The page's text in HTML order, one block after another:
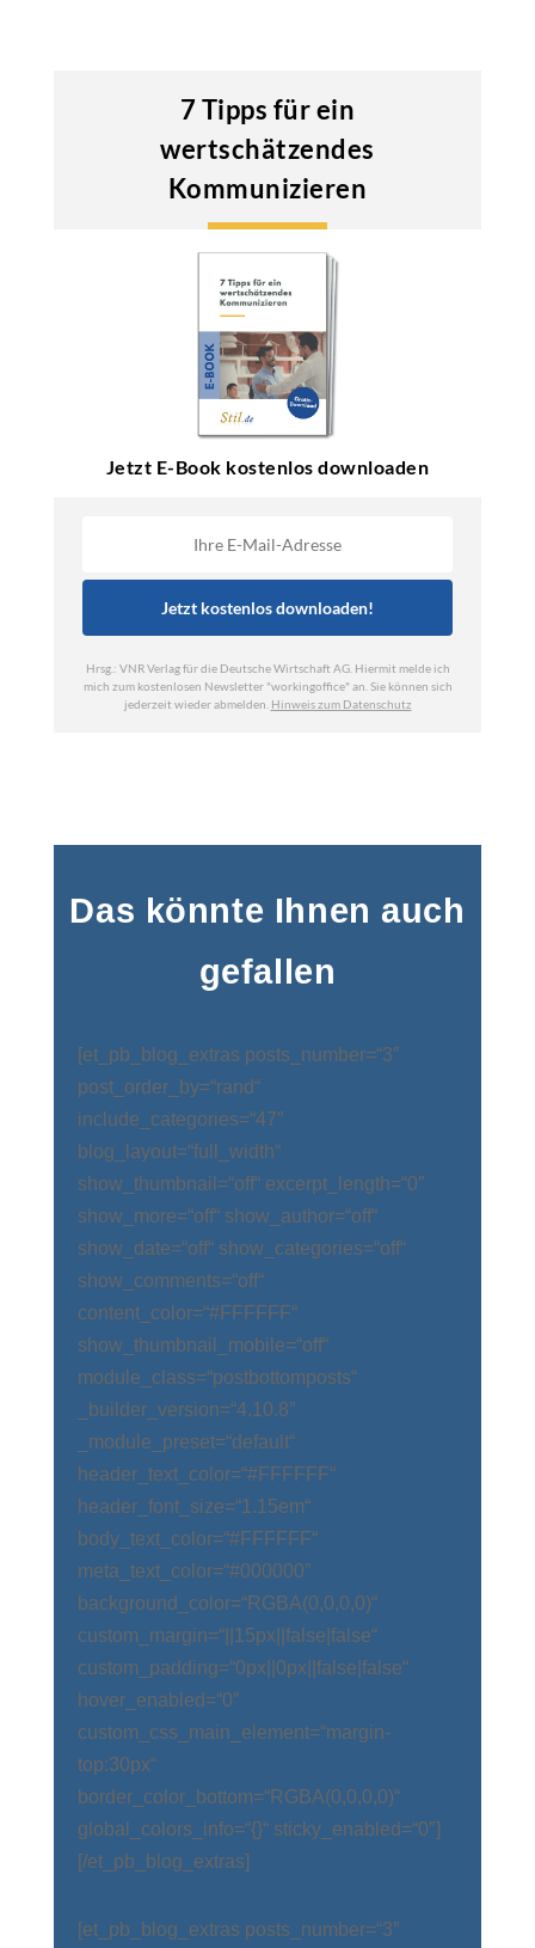
Das könnte Ihnen auch
gefallen
[et_pb_blog_extras posts_number=“3″
post_order_by=“rand“
include_categories=“47″
blog_layout=“full_width“
show_thumbnail=“off“ excerpt_length=“0″
show_more=“off“ show_author=“off“
show_date=“off“ show_categories=“off“
show_comments=“off“
content_color=“#FFFFFF“
show_thumbnail_mobile=“off“
module_class=“postbottomposts“
_builder_version=“4.10.8″
_module_preset=“default“
header_text_color=“#FFFFFF“
header_font_size=“1.15em“
body_text_color=“#FFFFFF“
meta_text_color=“#000000″
background_color=“RGBA(0,0,0,0)“
custom_margin=“||15px||false|false“
custom_padding=“0px||0px||false|false“
hover_enabled=“0″
custom_css_main_element=“margin-
top:30px“
border_color_bottom=“RGBA(0,0,0,0)“
global_colors_info=“{}“ sticky_enabled=“0″]
[/et_pb_blog_extras]
[et_pb_blog_extras posts_number=“3″